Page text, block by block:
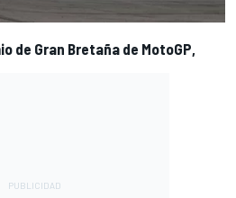
de Gran Bretaña de MotoGP,